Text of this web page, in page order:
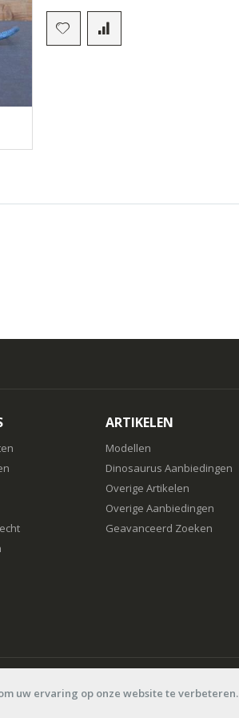
uw ervaring op onze website te verbeteren.
ARTIKELEN
Modellen
Dinosaurus Aanbiedingen
Overige Artikelen
Overige Aanbiedingen
Geavanceerd Zoeken